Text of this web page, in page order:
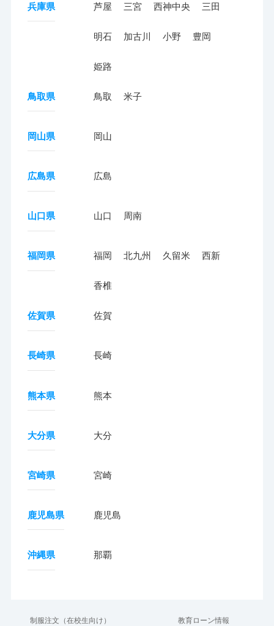
兵庫県 芦屋 三宮 西神中央 三田
明石 加古川 小野 豊岡
姫路
鳥取県 鳥取 米子
岡山県 岡山
広島県 広島
山口県 山口 周南
福岡県 福岡 北九州 久留米 西新
香椎
佐賀県 佐賀
長崎県 長崎
熊本県 熊本
大分県 大分
宮崎県 宮崎
鹿児島県 鹿児島
沖縄県 那覇
制服注文（在校生向け） 教育ローン情報